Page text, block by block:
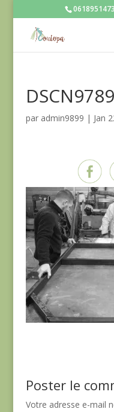
0618951473
DSCN9789
par admin9899 | Jan
Poster le
Votre adresse e-mail